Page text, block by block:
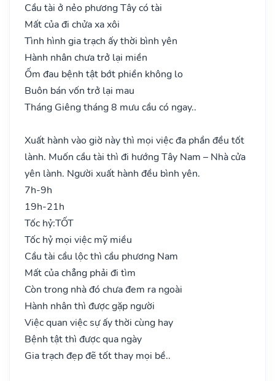
Cầu tài ở nẻo phương Tây có tài
Mất của đi chửa xa xôi
Tình hình gia trạch ấy thời bình yên
Hành nhân chưa trở lại miền
Ốm đau bệnh tật bớt phiền không lo
Buôn bán vốn trở lại mau
Tháng Giêng tháng 8 mưu cầu có ngay..
Xuất hành vào giờ này thì mọi việc đa phần đều tốt
lành. Muốn cầu tài thì đi hướng Tây Nam – Nhà cửa
yên lành. Người xuất hành đều bình yên.
7h-9h
19h-21h
Tốc hỷ:TỐT
Tốc hỷ mọi việc mỹ miều
Cầu tài cầu lộc thì cầu phương Nam
Mất của chẳng phải đi tìm
Còn trong nhà đó chưa đem ra ngoài
Hành nhân thì được gặp người
Việc quan việc sự ấy thời cùng hay
Bệnh tật thì được qua ngày
Gia trạch đẹp đẽ tốt thay mọi bề..